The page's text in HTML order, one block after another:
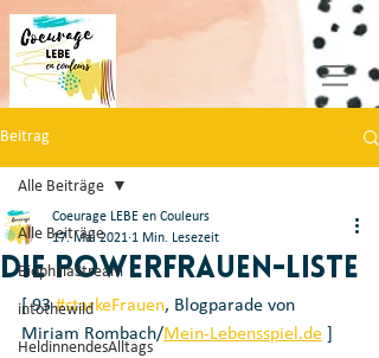
Beitrag
Alle Beiträge
BiophiliaStream
intothewild
HeldinnendesAlltags
Alle Beiträge
Die Powerfrauen-Liste
Coeurage LEBE en Couleurs
17. Mai 2021 1 Min. Lesezeit
[ 93 #starkeFrauen, Blogparade von
Miriam Rombach/Mein-Lebensspiel.de